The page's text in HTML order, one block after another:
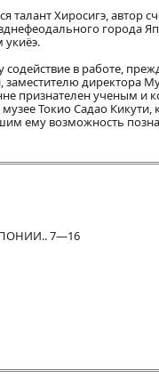
талант Хиросигэ, автор
города
укиёэ.
в работе,
директора
признателен ученым
Токио Садао
ему возможность
7—16